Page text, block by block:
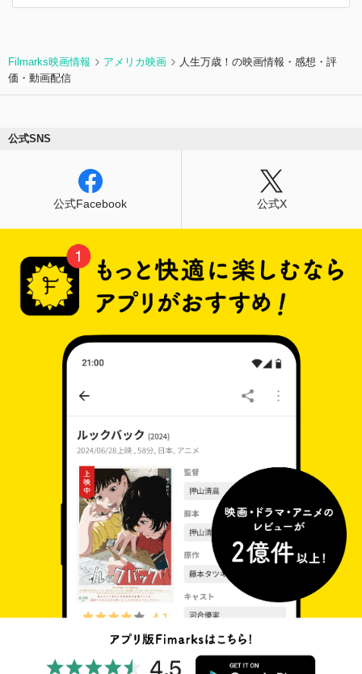
Filmarks映画情報 アメリカ映画
人生万歳！の映画情報・感想・評
価・動画配信
公式SNS
公式Facebook 公式X